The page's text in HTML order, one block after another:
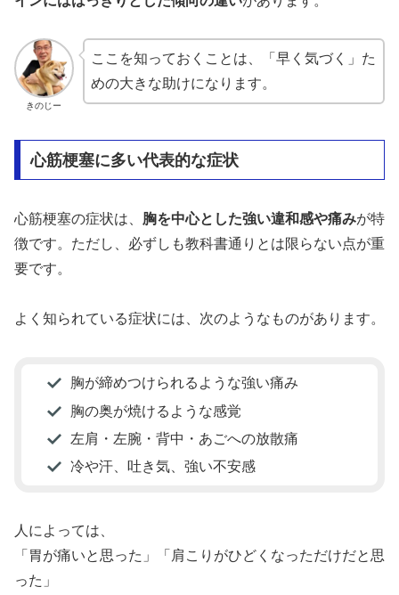
きのじー
ここを知っておくことは、「早く気づく」た
めの大きな助けになります。
心筋梗塞に多い代表的な症状
心筋梗塞の症状は、 胸を中心とした強い違和感や痛みが特
徴です。ただし、必ずしも教科書通りとは限らない点が重
要です。
よく知られている症状には、次のようなものがあります。
胸が締めつけられるような強い痛み
胸の奥が焼けるような感覚
左肩・左腕・背中・あごへの放散痛
冷や汗、吐き気、強い不安感
人によっては、
「胃が痛いと思った」「肩こりがひどくなっただけだと思
った」